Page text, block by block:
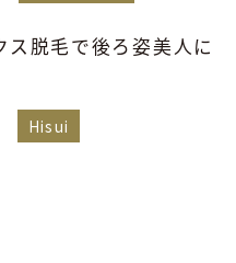
ス脱毛で後ろ姿美人に
Hisui